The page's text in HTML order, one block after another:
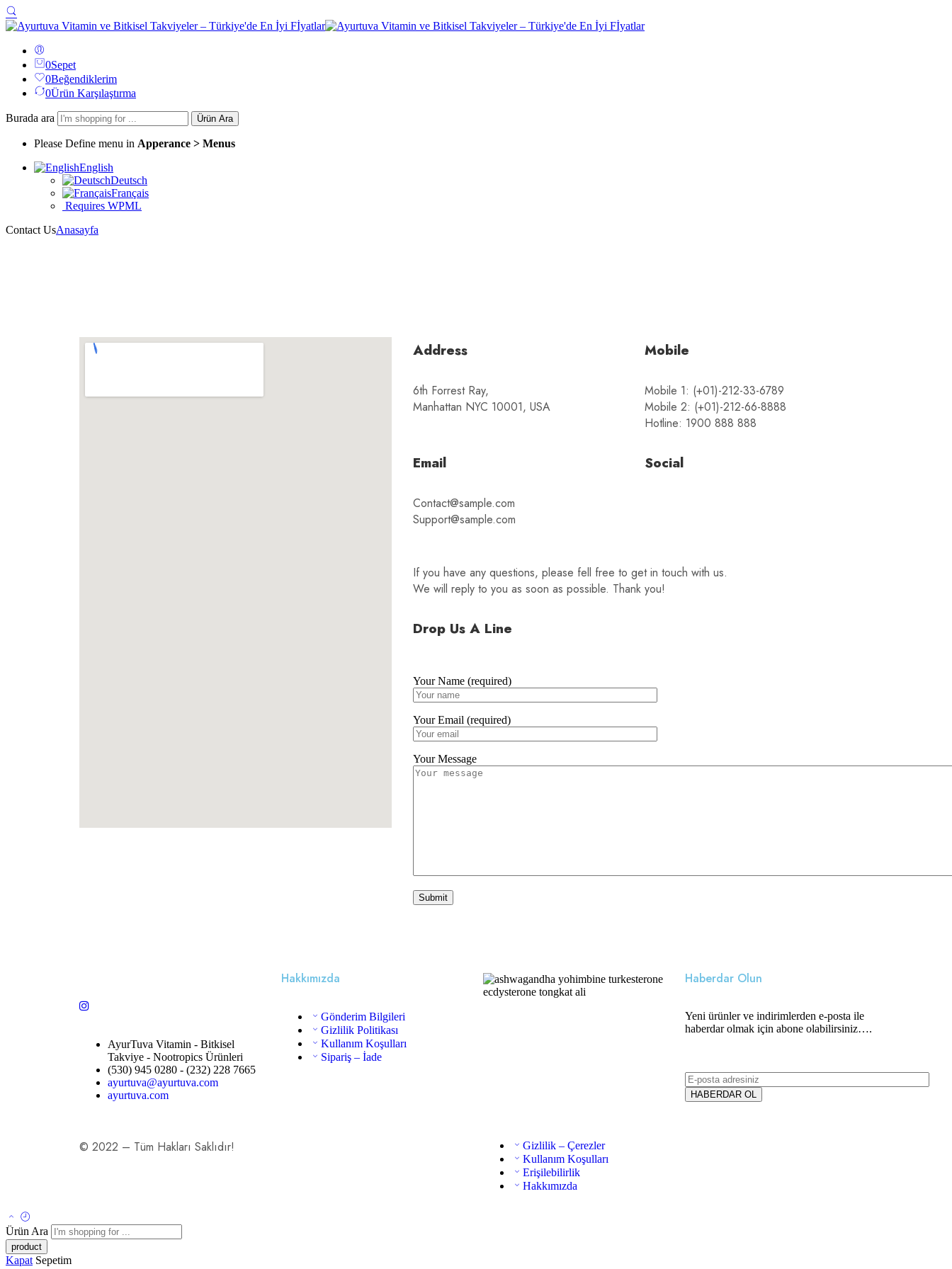
0Sepet
0Beğendiklerim
0Ürün Karşılaştırma
Burada ara Ürün Ara
Please Define menu in Apperance > Menus
English
Deutsch
Français
Requires WPML
Contact UsAnasayfa
Address
6th Forrest Ray,
Manhattan NYC 10001, USA
Mobile
Mobile 1: (+01)-212-33-6789
Mobile 2: (+01)-212-66-8888
Hotline: 1900 888 888
Email
Contact@sample.com
Support@sample.com
Social
If you have any questions, please fell free to get in touch with us.
We will reply to you as soon as possible. Thank you!
Drop Us A Line
Your Name (required)
Your Email (required)
Your Message
AyurTuva Vitamin - Bitkisel
Takviye - Nootropics Ürünleri
(530) 945 0280 - (232) 228 7665
ayurtuva@ayurtuva.com
ayurtuva.com
Hakkımızda
Gönderim Bilgileri
Gizlilik Politikası
Kullanım Koşulları
Sipariş – İade
Haberdar Olun
Yeni ürünler ve indirimlerden e-posta ile
haberdar olmak için abone olabilirsiniz….
© 2022 – Tüm Hakları Saklıdır!
Gizlilik – Çerezler
Kullanım Koşulları
Erişilebilirlik
Hakkımızda
Ürün Ara
Kapat Sepetim